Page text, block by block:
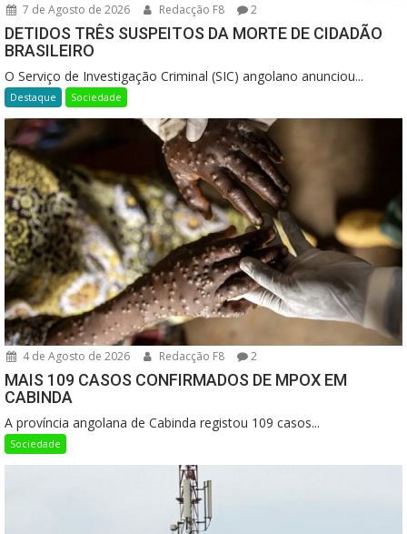
7 de Agosto de 2026 Redacção F8 2
DETIDOS TRÊS SUSPEITOS DA MORTE DE CIDADÃO
BRASILEIRO
O Serviço de Investigação Criminal (SIC) angolano anunciou...
Destaque Sociedade
4 de Agosto de 2026 Redacção F8 2
MAIS 109 CASOS CONFIRMADOS DE MPOX EM
CABINDA
A província angolana de Cabinda registou 109 casos...
Sociedade